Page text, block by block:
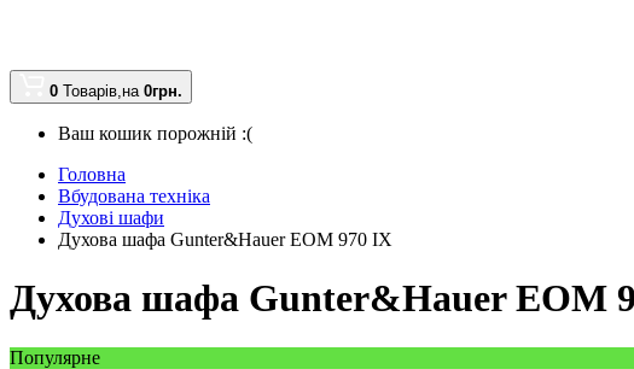
0 Товарів,на 0грн.
Ваш кошик порожній :(
Головна
Вбудована техніка
Духові шафи
Духова шафа Gunter&Hauer EOM 970 IX
Духова шафа Gunter&Hauer EOM
Популярне